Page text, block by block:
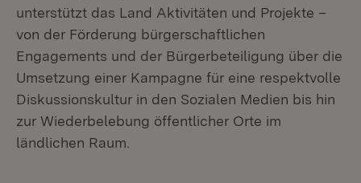
unterstützt das Land Aktivitäten und Projekte –
von der Förderung bürgerschaftlichen
Engagements und der Bürgerbeteiligung über die
Umsetzung einer Kampagne für eine respektvolle
Diskussionskultur in den Sozialen Medien bis hin
zur Wiederbelebung öffentlicher Orte im
ländlichen Raum.